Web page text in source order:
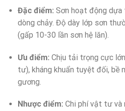
Đặc điểm: Sơn hoạt động dựa
dòng chảy. Độ dày lớp sơn
(gấp 10-30 lần sơn hệ lăn).
Ưu điểm: Chịu tải trọng cực
tư), kháng khuẩn tuyệt đối, bề
gương.
Nhược điểm: Chi phí vật tư và